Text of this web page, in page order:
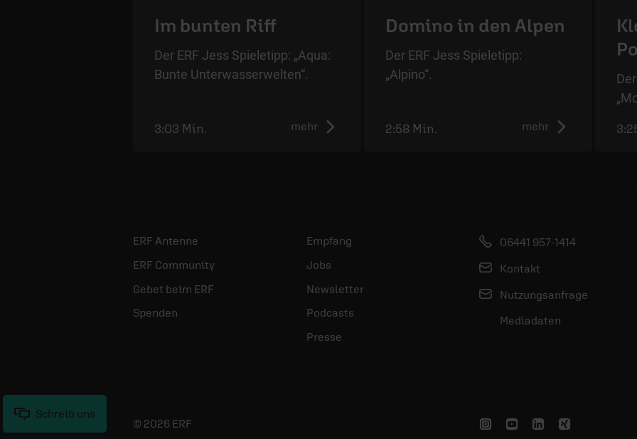
Im bunten Riff
Der ERF Jess Spieletipp: „Aqua:
Bunte Unterwasserwelten“.
mehr
3:03 Min.
Domino in den Alpen
Der ERF Jess Spieletipp:
„Alpino“.
mehr
2:58 Min.
ERF Antenne
ERF Community
Gebet beim ERF
Spenden
Empfang
Jobs
Newsletter
Podcasts
Presse
06441 957-1414
Kontakt
Nutzungsanfrage
Mediadaten
© 2026 ERF
Schreib uns